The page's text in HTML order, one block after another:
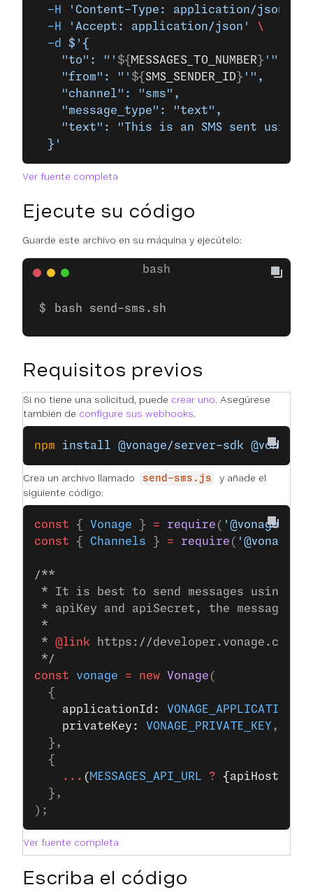
  -H
'Content-Type: application/json'
  -H
'Accept: application/json'
\
  -d
$'{
    "to": "'
${ MESSAGES_TO_NUMBER } '",
    "from": "'
${ SMS_SENDER_ID } '",
    "channel": "sms",
    "message_type": "text",
"text": "This is an SMS sent using
  }'
Ver fuente completa
Ejecute su código
Guarde este archivo en su máquina y ejecútelo:
bash send-sms.sh
Requisitos previos
Si no tiene una solicitud, puede crear uno. Asegúrese
también de configure sus webhooks.
npm install @vonage/server-sdk @vonage/
Crea un archivo llamado send-sms.js
y añade el
siguiente código:
const { Vonage } = require ( '@vonage/
const { Channels } = require ( '@vonage/
/**
* It is best to send messages using
* apiKey and apiSecret, the messages
*
* @link https://developer.vonage.com/
*/
const vonage = new Vonage (
  {
    applicationId:
VONAGE_APPLICATION_ID
    privateKey:
VONAGE_PRIVATE_KEY ,
  },
  {
    ...
( MESSAGES_API_URL ? {apiHost:
  },
);
Ver fuente completa
Escriba el código